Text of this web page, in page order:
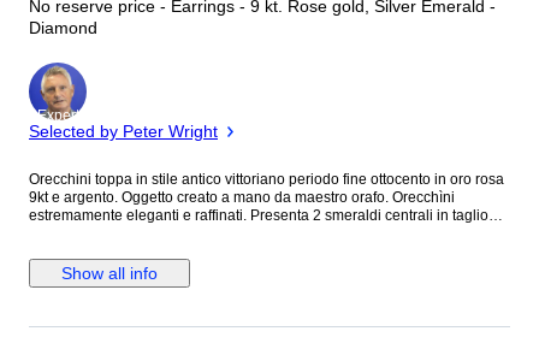
No reserve price - Earrings - 9 kt. Rose gold, Silver Emerald -
Diamond
Expert
Selected by Peter Wright
Orecchini toppa in stile antico vittoriano periodo fine ottocento in oro rosa
9kt e argento. Oggetto creato a mano da maestro orafo. Orecchìni
estremamente eleganti e raffinati. Presenta 2 smeraldi centrali in taglio
cm. Pietre di colore idrotermali. Sarà spedito in astuccio regalo con
spedizione tracciata e assicurata. Verrà rilasciato certificato d’autenticità
mano con ganci e chiusura di sicurezza in oro e struttura anteriore e
Show all info